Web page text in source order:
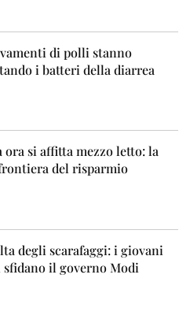
di polli stanno
i batteri della diarrea
ora si affitta mezzo letto: la
del risparmio
degli scarafaggi: i giovani
il governo Modi